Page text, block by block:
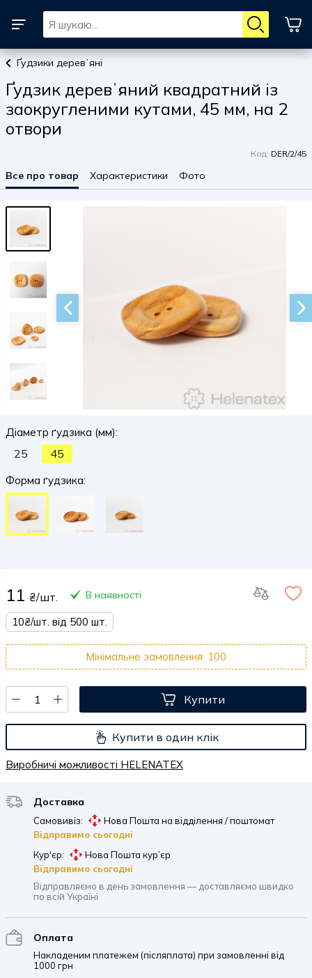
Ґудзики деревʼяні
Ґудзик деревʼяний квадратний із
заокругленими кутами, 45 мм, на 2
отвори
Код: DER/2/45
Все про товар Характеристики Фото
Діаметр ґудзика (мм):
25 45
Форма ґудзика:
11 ₴/шт. В наявності
10₴/шт. від 500 шт.
Мінімальне замовлення: 100
Купити
Купити в один клік
Виробничі можливості HELENATEX
Доставка
Самовивіз:
Нова Пошта на відділення / поштомат
Відправимо сьогодні
Кур'єр:
Нова Пошта кур’єр
Відправимо сьогодні
Відправляємо в день замовлення — доставляємо швидко
по всій Україні
Оплата
Накладеним платежем (післяплата) при замовленні від
1000 грн